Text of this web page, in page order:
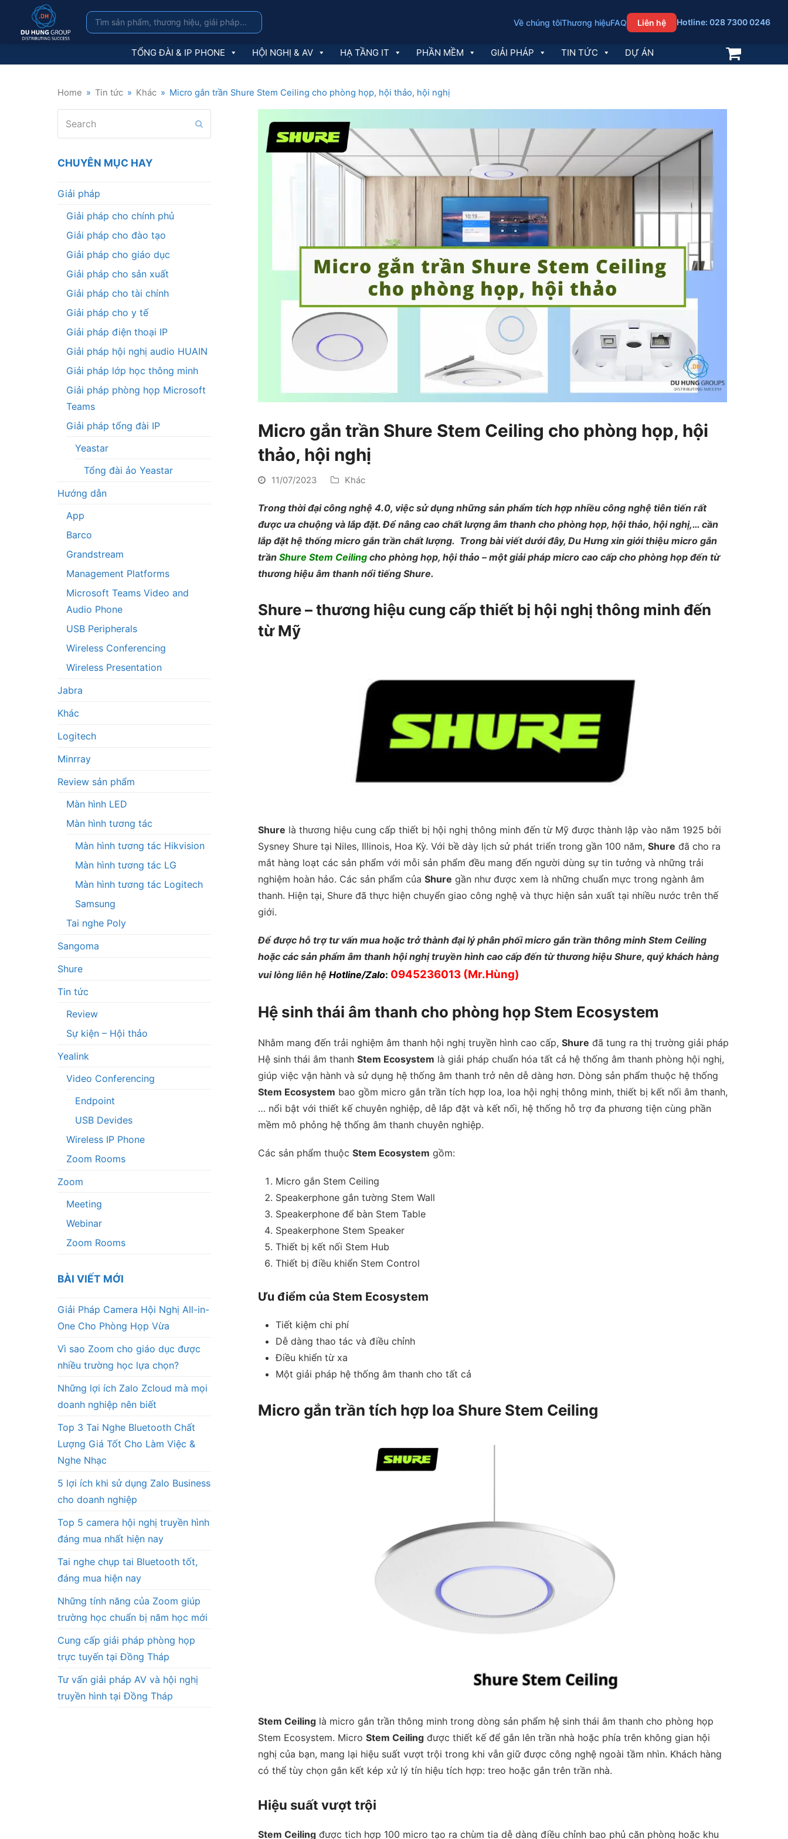
Về chúng tôiThương hiệuFAQ Liên hệ Hotline: 028 7300 0246
TỔNG ĐÀI & IP PHONE HỘI NGHỊ & AV HẠ TẦNG IT PHẦN MỀM GIẢI PHÁP TIN TỨC DỰ ÁN
Home » Tin tức » Khác » Micro gắn trần Shure Stem Ceiling cho phòng họp, hội thảo, hội nghị
Micro gắn trần Shure Stem Ceiling cho phòng họp, hội
thảo, hội nghị
11/07/2023 Khác
Trong thời đại công nghệ 4.0, việc sử dụng những sản phẩm tích hợp nhiều công nghệ tiên tiến rất
được ưa chuộng và lắp đặt. Để nâng cao chất lượng âm thanh cho phòng họp, hội thảo, hội nghị,… cần
lắp đặt hệ thống micro gắn trần chất lượng. Trong bài viết dưới đây, Du Hưng xin giới thiệu micro gắn
trần Shure Stem Ceiling cho phòng họp, hội thảo – một giải pháp micro cao cấp cho phòng họp đến từ
thương hiệu âm thanh nổi tiếng Shure.
Shure – thương hiệu cung cấp thiết bị hội nghị thông minh đến
từ Mỹ
Shure là thương hiệu cung cấp thiết bị hội nghị thông minh đến từ Mỹ được thành lập vào năm 1925 bởi
Sysney Shure tại Niles, Illinois, Hoa Kỳ. Với bề dày lịch sử phát triển trong gần 100 năm, Shure đã cho ra
mắt hàng loạt các sản phẩm với mỗi sản phẩm đều mang đến người dùng sự tin tưởng và những trải
nghiệm hoàn hảo. Các sản phẩm của Shure gần như được xem là những chuẩn mực trong ngành âm
thanh. Hiện tại, Shure đã thực hiện chuyển giao công nghệ và thực hiện sản xuất tại nhiều nước trên thế
giới.
Để được hỗ trợ tư vấn mua hoặc trở thành đại lý phân phối micro gắn trần thông minh Stem Ceiling
hoặc các sản phẩm âm thanh hội nghị truyền hình cao cấp đến từ thương hiệu Shure, quý khách hàng
vui lòng liên hệ Hotline/Zalo: 0945236013 (Mr.Hùng)
Hệ sinh thái âm thanh cho phòng họp Stem Ecosystem
Nhằm mang đến trải nghiệm âm thanh hội nghị truyền hình cao cấp, Shure đã tung ra thị trường giải pháp
Hệ sinh thái âm thanh Stem Ecosystem là giải pháp chuẩn hóa tất cả hệ thống âm thanh phòng hội nghị,
giúp việc vận hành và sử dụng hệ thống âm thanh trở nên dễ dàng hơn. Dòng sản phẩm thuộc hệ thống
Stem Ecosystem bao gồm micro gắn trần tích hợp loa, loa hội nghị thông minh, thiết bị kết nối âm thanh,
… nổi bật với thiết kế chuyên nghiệp, dễ lắp đặt và kết nối, hệ thống hỗ trợ đa phương tiện cùng phần
mềm mô phỏng hệ thống âm thanh chuyên nghiệp.
Các sản phẩm thuộc Stem Ecosystem gồm:
Micro gắn Stem Ceiling
Speakerphone gắn tường Stem Wall
Speakerphone để bàn Stem Table
Speakerphone Stem Speaker
Thiết bị kết nối Stem Hub
Thiết bị điều khiển Stem Control
Ưu điểm của Stem Ecosystem
Tiết kiệm chi phí
Dễ dàng thao tác và điều chỉnh
Điều khiển từ xa
Một giải pháp hệ thống âm thanh cho tất cả
Micro gắn trần tích hợp loa Shure Stem Ceiling
Stem Ceiling là micro gắn trần thông minh trong dòng sản phẩm hệ sinh thái âm thanh cho phòng họp
Stem Ecosystem. Micro Stem Ceiling được thiết kế để gắn lên trần nhà hoặc phía trên không gian hội
nghị của bạn, mang lại hiệu suất vượt trội trong khi vẫn giữ được công nghệ ngoài tầm nhìn. Khách hàng
có thể tùy chọn gắn kết kép xử lý tín hiệu tích hợp: treo hoặc gắn trên trần nhà.
Hiệu suất vượt trội
Stem Ceiling được tich hợp 100 micro tạo ra chùm tia dễ dàng điều chỉnh bao phủ căn phòng hoặc khu
CHUYÊN MỤC HAY
Giải pháp
Giải pháp cho chính phủ
Giải pháp cho đào tạo
Giải pháp cho giáo dục
Giải pháp cho sản xuất
Giải pháp cho tài chính
Giải pháp cho y tế
Giải pháp điện thoại IP
Giải pháp hội nghị audio HUAIN
Giải pháp lớp học thông minh
Giải pháp phòng họp Microsoft
Teams
Giải pháp tổng đài IP
Yeastar
Tổng đài ảo Yeastar
Hướng dẫn
App
Barco
Grandstream
Management Platforms
Microsoft Teams Video and
Audio Phone
USB Peripherals
Wireless Conferencing
Wireless Presentation
Jabra
Khác
Logitech
Minrray
Review sản phẩm
Màn hình LED
Màn hình tương tác
Màn hình tương tác Hikvision
Màn hình tương tác LG
Màn hình tương tác Logitech
Samsung
Tai nghe Poly
Sangoma
Shure
Tin tức
Review
Sự kiện – Hội thảo
Yealink
Video Conferencing
Endpoint
USB Devides
Wireless IP Phone
Zoom Rooms
Zoom
Meeting
Webinar
Zoom Rooms
BÀI VIẾT MỚI
Giải Pháp Camera Hội Nghị All-in-
One Cho Phòng Họp Vừa
Vì sao Zoom cho giáo dục được
nhiều trường học lựa chọn?
Những lợi ích Zalo Zcloud mà mọi
doanh nghiệp nên biết
Top 3 Tai Nghe Bluetooth Chất
Lượng Giá Tốt Cho Làm Việc &
Nghe Nhạc
5 lợi ích khi sử dụng Zalo Business
cho doanh nghiệp
Top 5 camera hội nghị truyền hình
đáng mua nhất hiện nay
Tai nghe chụp tai Bluetooth tốt,
đáng mua hiện nay
Những tính năng của Zoom giúp
trường học chuẩn bị năm học mới
Cung cấp giải pháp phòng họp
trực tuyến tại Đồng Tháp
Tư vấn giải pháp AV và hội nghị
truyền hình tại Đồng Tháp